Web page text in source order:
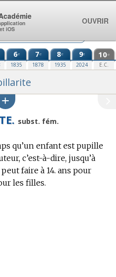
6e
1835
7e
1878
8e
1935
9e
2024
10e
E.C.
subst. fém.
qu’un enfant est pupille
c’est-à-dire, jusqu’à
faire à 14. ans pour
les filles.
iOS
OUVRIR